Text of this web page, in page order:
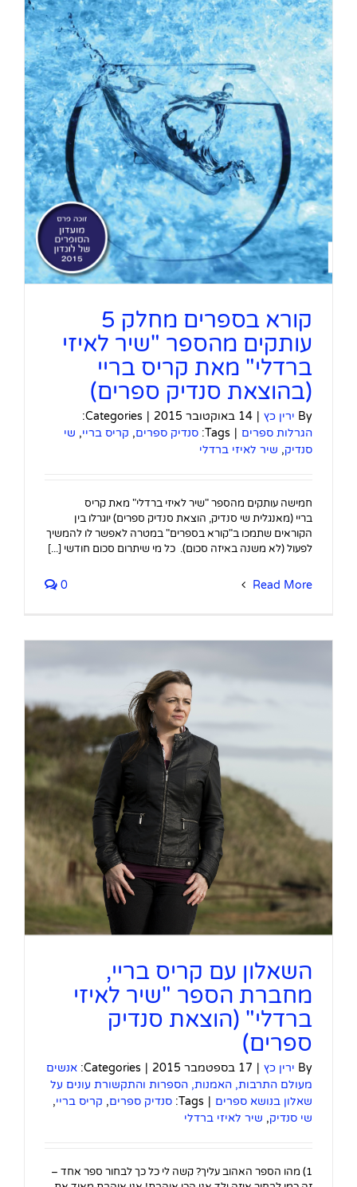
קורא בספרים מחלק 5
עותקים מהספר "שיר לאיזי
ברדלי" מאת קריס בריי
(בהוצאת סנדיק ספרים)
By ירין כץ | 14 באוקטובר 2015 |
Categories:
הגרלות ספרים |
Tags: סנדיק ספרים, קריס בריי, שי
סנדיק, שיר לאיזי ברדלי
חמישה עותקים מהספר "שיר לאיזי ברדלי" מאת קריס
בריי (מאנגלית שי סנדיק, הוצאת סנדיק ספרים) יוגרלו בין
הקוראים שתמכו ב"קורא בספרים" במטרה לאפשר לו להמשיך
לפעול (לא משנה באיזה סכום). כל מי שיתרום סכום חודשי [...]
Read More
0
השאלון עם קריס בריי,
מחברת הספר "שיר לאיזי
ברדלי" (הוצאת סנדיק
ספרים)
By ירין כץ | 17 בספטמבר 2015 |
Categories: אנשים
מעולם התרבות, האמנות, הספרות והתקשורת עונים על
שאלון בנושא ספרים |
Tags: סנדיק ספרים, קריס בריי,
שי סנדיק, שיר לאיזי ברדלי
1) מהו הספר האהוב עליך? קשה לי כל כך לבחור ספר אחד –